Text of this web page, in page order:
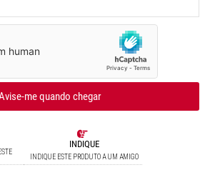
INDIQUE
INDIQUE ESTE PRODUTO A UM AMIGO
me quando chegar